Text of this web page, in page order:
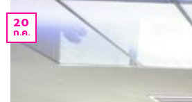
20
ก.ค.